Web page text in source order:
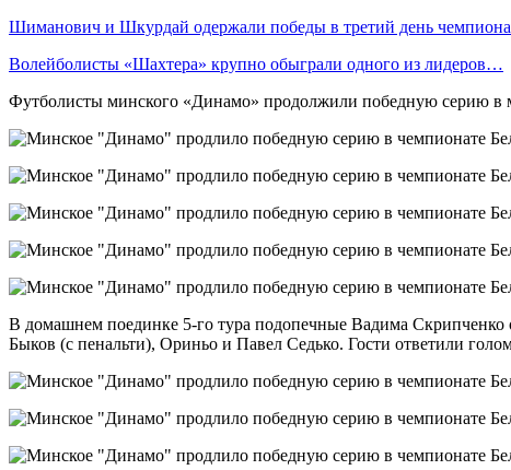
Шиманович и Шкурдай одержали победы в третий день
Волейболисты «Шахтера» крупно обыграли одного из лидеров…
Футболисты минского «Динамо» продолжили победную серию в
В домашнем поединке 5-го тура подопечные Вадима Скрипченко
Быков (с пенальти), Ориньо и Павел Седько. Гости ответили